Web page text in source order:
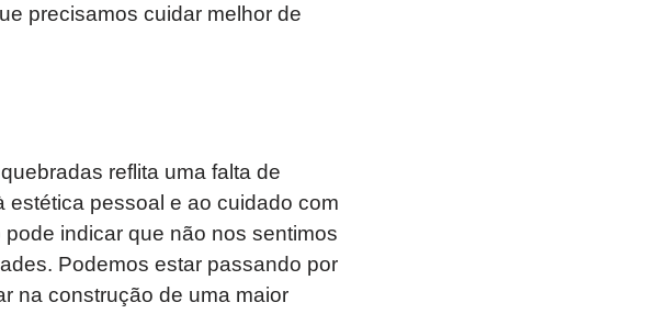
precisamos cuidar melhor de
reflita uma falta de
pessoal e ao cuidado com
indicar que não nos sentimos
Podemos estar passando por
na construção de uma maior